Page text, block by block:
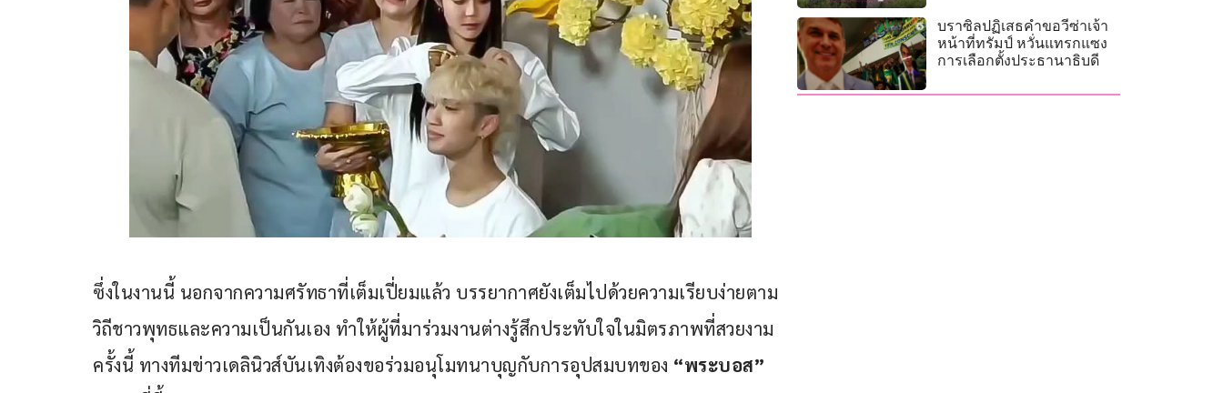
ซึ่งในงานนี้ นอกจากความศรัทธาที่เต็มเปี่ยมแล้ว บรรยากาศยังเต็มไปด้วยความเรียบง่ายตาม
วิถีชาวพุทธและความเป็นกันเอง ทำให้ผู้ที่มาร่วมงานต่างรู้สึกประทับใจในมิตรภาพที่สวยงาม
ครั้งนี้ ทางทีมข่าวเดลินิวส์บันเทิงต้องขอร่วมอนุโมทนาบุญกับการอุปสมบทของ “พระบอส”
บราซิลปฏิเสธคำขอวีซ่าเจ้า
หน้าที่ทรัมป์ หวั่นแทรกแซง
การเลือกตั้งประธานาธิบดี